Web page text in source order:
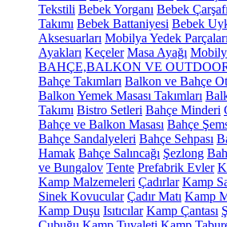
Tekstili Bebek Yorganı Bebek Çarşafı
Takımı Bebek Battaniyesi Bebek
Aksesuarları Mobilya Yedek Parçaları
Ayakları Keçeler Masa Ayağı
BAHÇE,BALKON VE
Bahçe Takımları Balkon ve Bahçe
Balkon Yemek Masası Takımları
Takımı Bistro Setleri Bahçe Minderi
Bahçe ve Balkon Masası Bahçe
Bahçe Sandalyeleri Bahçe Sehpası
Hamak Bahçe Salıncağı Şezlong
ve Bungalov Tente Prefabrik Evler
Kamp Malzemeleri Çadırlar Kamp
Sinek Kovucular Çadır Matı Kamp
Kamp Duşu Isıtıcılar Kamp Çantası